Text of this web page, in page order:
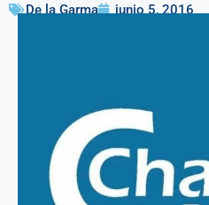
De la Garma junio 5, 2016